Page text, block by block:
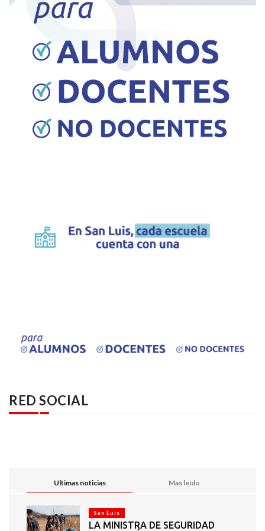
RED SOCIAL
Ultimas noticias Mas leído
San Luis
LA MINISTRA DE SEGURIDAD